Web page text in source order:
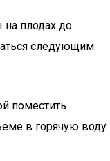
на плодах до
следующим
поместить
в горячую воду